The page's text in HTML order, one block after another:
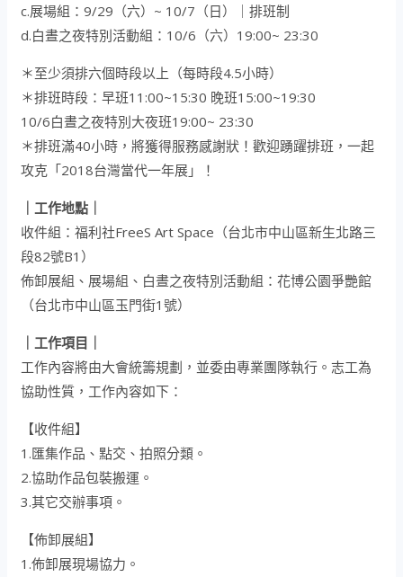
c.展場組：9/29（六）~ 10/7（日）｜排班制
d.白晝之夜特別活動組：10/6（六）19:00~ 23:30
＊至少須排六個時段以上（每時段4.5小時）
＊排班時段：早班11:00~15:30 晚班15:00~19:30
10/6白晝之夜特別大夜班19:00~ 23:30
＊排班滿40小時，將獲得服務感謝狀！歡迎踴躍排班，一起
攻克「2018台灣當代一年展」！
｜工作地點｜
收件組：福利社FreeS Art Space（台北市中山區新生北路三
段82號B1）
佈卸展組、展場組、白晝之夜特別活動組：花博公園爭艷館
（台北市中山區玉門街1號）
｜工作項目｜
工作內容將由大會統籌規劃，並委由專業團隊執行。志工為
協助性質，工作內容如下：
【收件組】
1.匯集作品、點交、拍照分類。
2.協助作品包裝搬運。
3.其它交辦事項。
【佈卸展組】
1.佈卸展現場協力。